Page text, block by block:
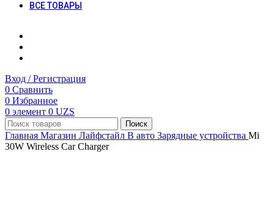
ВСЕ ТОВАРЫ
Вход / Регистрация
0 Сравнить
0 Избранное
0 элемент 0 UZS
Поиск
Главная Магазин Лайфстайл В авто Зарядные устройства Mi
30W Wireless Car Charger